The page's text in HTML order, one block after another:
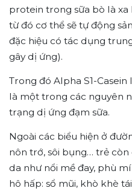
protein trong sữa bò là xa
từ đó cơ thể sẽ tự động
đặc hiệu có tác dụng
gây dị ứng).
Trong đó Alpha S1-
là một trong các nguyên
trạng dị ứng đạm sữa.
Ngoài các biểu hiện ở
nôn trớ, sôi bụng… trẻ
da như nổi mề đay, phù
hô hấp: sổ mũi, khò khè